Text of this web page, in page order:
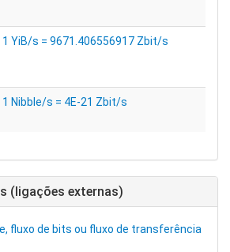
1 YiB/s = 9671.406556917 Zbit/s
1 Nibble/s = 4E-21 Zbit/s
(ligações externas)
fluxo de bits ou fluxo de transferência